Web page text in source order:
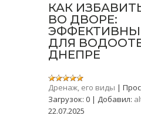
КАК
ВО ДВОРЕ:
ДЛЯ
ДНЕПРЕ
Дренаж, его виды |
Загрузок: 0 | Добавил:
22.07.2025